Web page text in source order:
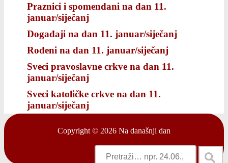
Praznici i spomendani na dan 11.
januar/siječanj
Događaji na dan 11. januar/siječanj
Rođeni na dan 11. januar/siječanj
Sveci pravoslavne crkve na dan 11.
januar/siječanj
Sveci katoličke crkve na dan 11.
januar/siječanj
Copyright © 2026 Na današnji dan